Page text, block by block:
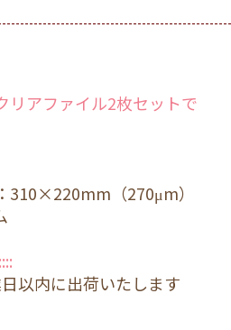
リアファイル2枚セットで
310×220mm（270μm）
以内に出荷いたします